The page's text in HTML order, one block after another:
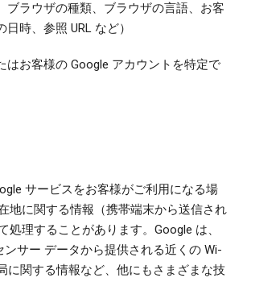
ブラウザの種類、ブラウザの言語、お客
時、参照 URL など）
はお客様の Google アカウントを特定で
サービスをお客様がご利用になる場
地に関する情報（携帯端末から送信され
処理することがあります。Google は、
サー データから提供される近くの Wi-
に関する情報など、他にもさまざまな技